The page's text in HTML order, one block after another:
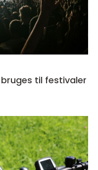
til festivaler